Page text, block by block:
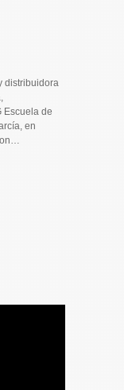
distribuidora
Escuela de
en